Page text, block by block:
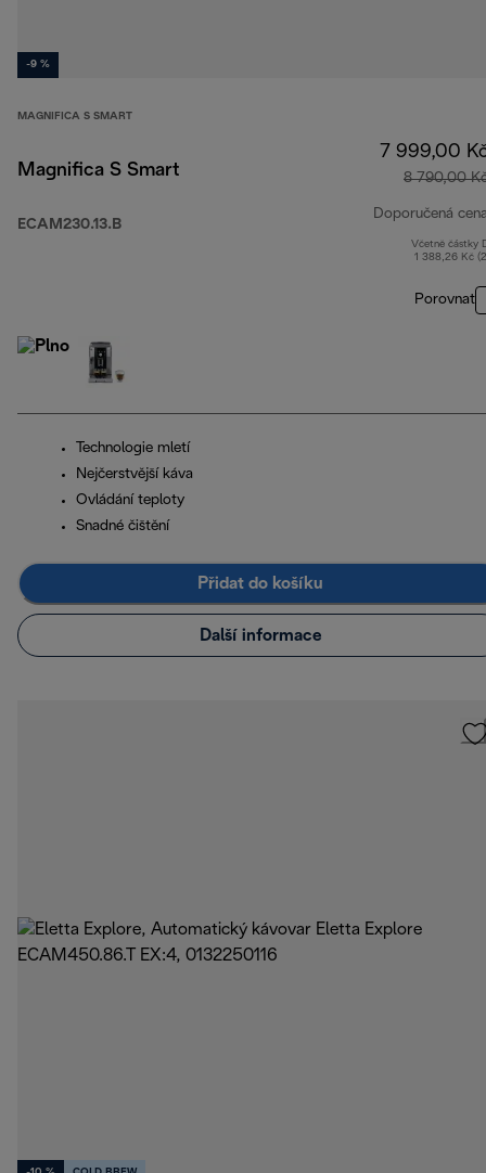
-9 %
MAGNIFICA S SMART
Magnifica S Smart
ECAM230.13.B
7 999,00
8 790,00
Doporučená
Včetně částky
1 388,26 Kč
Porovnat
Technologie mletí
Nejčerstvější káva
Ovládání teploty
Snadné čištění
Přidat do košíku
Další informace